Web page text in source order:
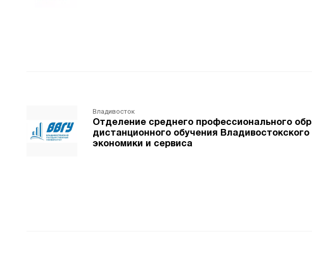
Владивосток
Отделение среднего профессионального
дистанционного обучения
экономики и сервиса